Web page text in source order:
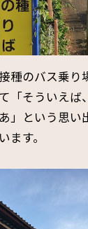
種のバス乗り
「そういえば
」という思い
ます。